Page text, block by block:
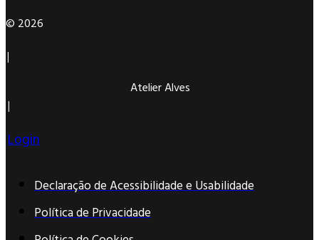
© 2026
|
Atelier Alves
|
Login
Declaração de Acessibilidade e Usabilidade
Política de Privacidade